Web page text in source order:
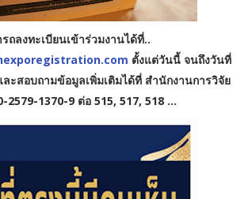
ถลงทะเบียนเข้าร่วมงานได้ที่..
ตั้งแต่วันนี้ จนถึงวันที่
ะสอบถามข้อมูลเพิ่มเติมได้ที่ สำนักงานการวิจัย
1370-9 ต่อ 515, 517, 518 ...